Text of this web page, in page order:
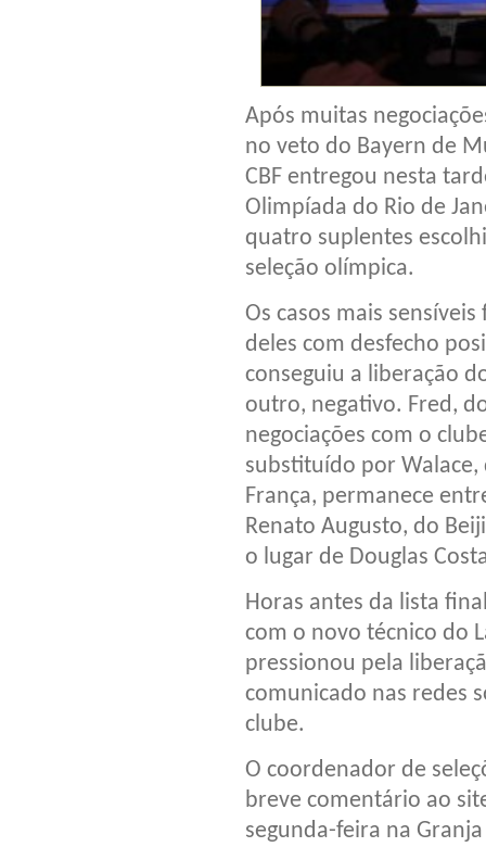
Após muitas
no veto do Bayern de
CBF entregou nesta
Olimpíada do Rio de
quatro suplentes
seleção olímpica.
Os casos mais
deles com desfecho
conseguiu a liberação
outro, negativo. Fred,
negociações com o
substituído por Walace,
França, permanece
Renato Augusto, do
o lugar de Douglas
Horas antes da lista
com o novo técnico do
pressionou pela
comunicado nas redes
clube.
O coordenador de
breve comentário ao
segunda-feira na